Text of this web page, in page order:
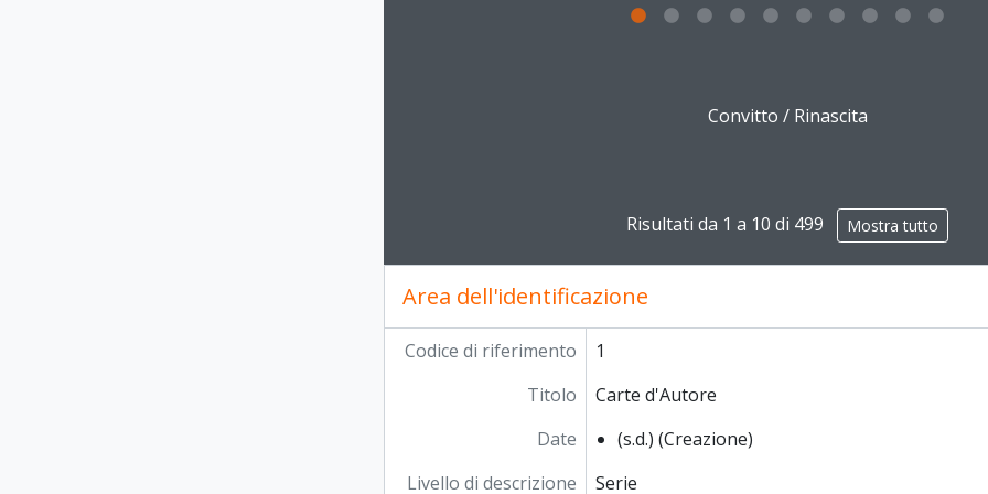
Convitto / Rinascita
Risultati da 1 a 10 di 499 Mostra tutto
Area dell'identificazione
Codice di riferimento
1
Titolo
Carte d'Autore
Date
(s.d.) (Creazione)
Livello di descrizione
Serie